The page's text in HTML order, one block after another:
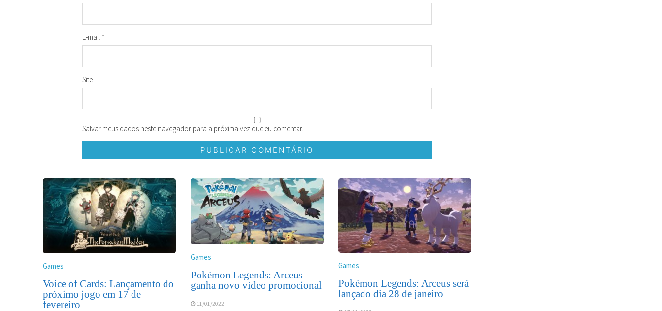
E-mail *
Site
Salvar meus dados neste navegador para a próxima vez que eu comentar.
Games
Voice of Cards: Lançamento do
próximo jogo em 17 de
fevereiro
Games
Pokémon Legends: Arceus
ganha novo vídeo promocional
11/01/2022
Games
Pokémon Legends: Arceus será
lançado dia 28 de janeiro